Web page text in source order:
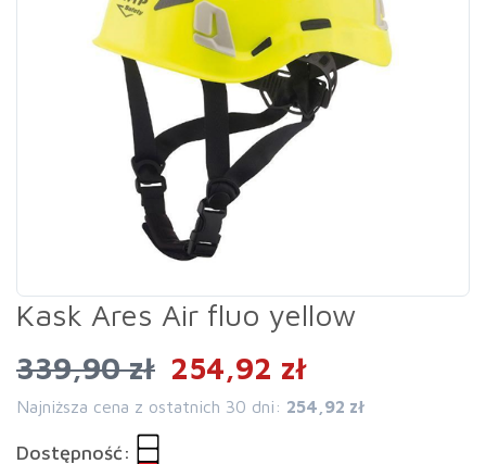
Kask Ares Air fluo yellow
339,90 zł 254,92 zł
Najniższa cena z ostatnich 30 dni: 254,92 zł
Dostępność: